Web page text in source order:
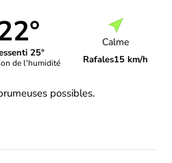
25°
de l'humidité
Calme
Rafales15 km/h
possibles.